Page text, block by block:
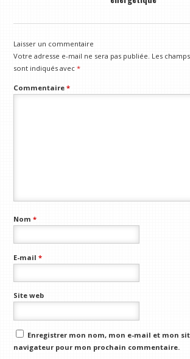
Laisser un commentaire
Votre adresse e-mail ne sera pas publiée. Les
sont indiqués avec*
Commentaire*
Nom*
E-mail*
Site web
Enregistrer mon nom, mon e-mail et mon
navigateur pour mon prochain commentaire.